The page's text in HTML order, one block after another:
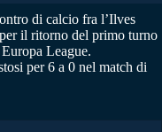
di calcio fra l’Ilves
il ritorno del primo turno
League.
per 6 a 0 nel match di